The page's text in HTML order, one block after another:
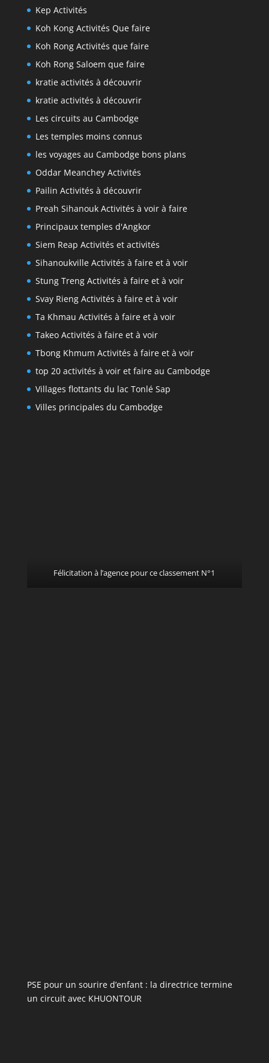
Kep Activités
Koh Kong Activités Que faire
Koh Rong Activités que faire
Koh Rong Saloem que faire
kratie activités à découvrir
kratie activités à découvrir
Les circuits au Cambodge
Les temples moins connus
les voyages au Cambodge bons plans
Oddar Meanchey Activités
Pailin Activités à découvrir
Preah Sihanouk Activités à voir à faire
Principaux temples d'Angkor
Siem Reap Activités et activités
Sihanoukville Activités à faire et à voir
Stung Treng Activités à faire et à voir
Svay Rieng Activités à faire et à voir
Ta Khmau Activités à faire et à voir
Takeo Activités à faire et à voir
Tbong Khmum Activités à faire et à voir
top 20 activités à voir et faire au Cambodge
Villages flottants du lac Tonlé Sap
Villes principales du Cambodge
Félicitation à l’agence pour ce classement N°1
PSE pour un sourire d’enfant : la directrice termine
un circuit avec KHUONTOUR